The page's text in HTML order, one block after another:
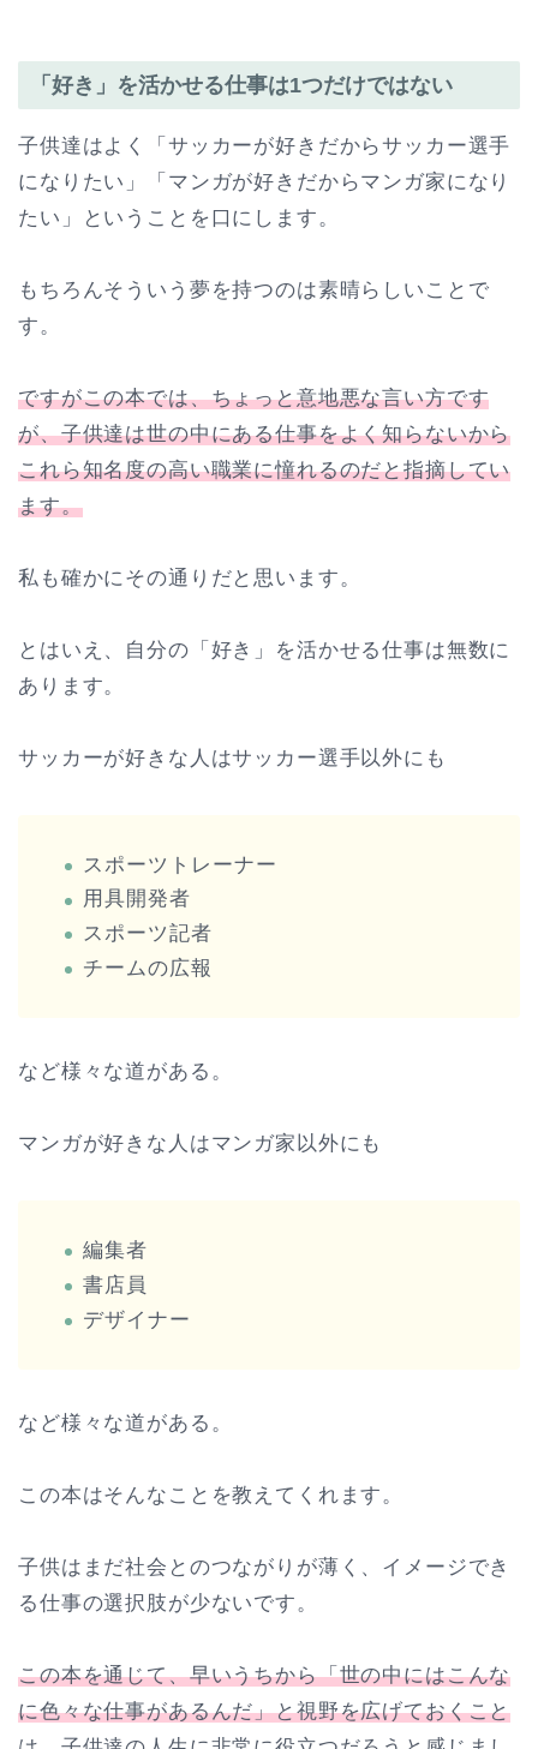
「好き」を活かせる仕事は1つだけではない
子供達はよく「サッカーが好きだからサッカー選手
になりたい」「マンガが好きだからマンガ家になり
たい」ということを口にします。
もちろんそういう夢を持つのは素晴らしいことで
す。
ですがこの本では、ちょっと意地悪な言い方です
が、子供達は世の中にある仕事をよく知らないから
これら知名度の高い職業に憧れるのだと指摘してい
ます。
私も確かにその通りだと思います。
とはいえ、自分の「好き」を活かせる仕事は無数に
あります。
サッカーが好きな人はサッカー選手以外にも
スポーツトレーナー
用具開発者
スポーツ記者
チームの広報
など様々な道がある。
マンガが好きな人はマンガ家以外にも
編集者
書店員
デザイナー
など様々な道がある。
この本はそんなことを教えてくれます。
子供はまだ社会とのつながりが薄く、イメージでき
る仕事の選択肢が少ないです。
この本を通じて、早いうちから「世の中にはこんな
に色々な仕事があるんだ」と視野を広げておくこと